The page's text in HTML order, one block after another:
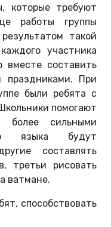
которые требуют
работы группы
такой
участника
вместе составить
праздниками. При
были ребята с
помогают
сильными
языка будут
составлять
третьи рисовать
ватмане.
способствовать